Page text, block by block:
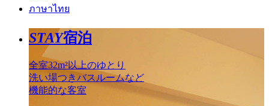
ภาษาไทย
STAY宿泊
全室32m²以上のゆとり
洗い場つきバスルームなど
機能的な客室